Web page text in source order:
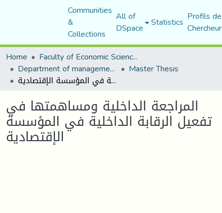
Communities
&
Collections
All of
DSpace Statistics Profils
Home
Faculty of Economic Sciences, Commerce and Management Sciences
Department of management sciences Master Thesis
المراجعة الداخلیة ومساھمتھا في تفعیل الرقابة الداخلیة في المؤسسة الإقتصادیة
المراجعة الداخلیة ومساھمتھا في
تفعیل الرقابة الداخلیة في المؤسسة
الإقتصادیة